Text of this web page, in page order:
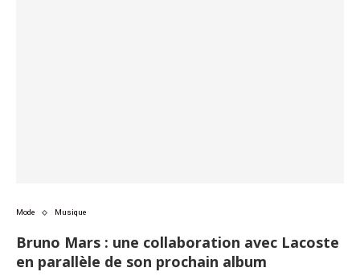
Mode Musique
Bruno Mars : une collaboration avec Lacoste
en parallèle de son prochain album